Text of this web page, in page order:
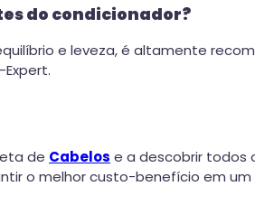
do condicionador?
e leveza, é altamente
de Cabelos e a descobrir todos
o melhor custo-benefício em um